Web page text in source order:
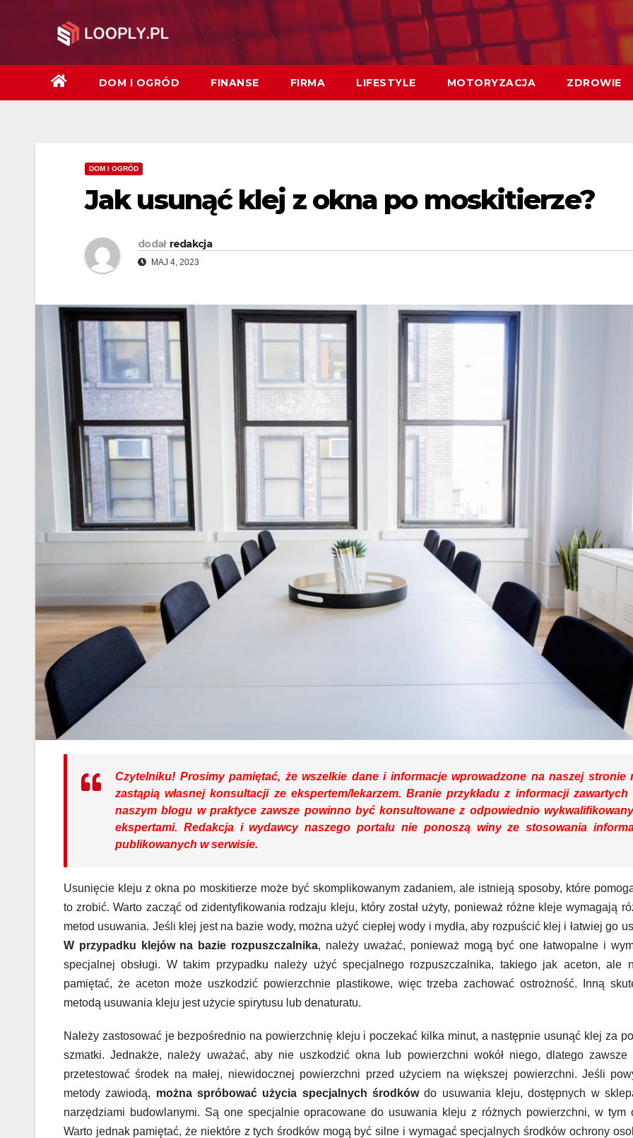
DOM I OGRÓD FINANSE FIRMA LIFESTYLE MOTORYZACJA ZDROWIE
DOM I OGRÓD
Jak usunąć klej z okna po moskitierze?
dodał redakcja
MAJ 4, 2023
Czytelniku! Prosimy pamiętać, że wszelkie dane i informacje wprowadzone na naszej stronie
zastąpią własnej konsultacji ze ekspertem/lekarzem. Branie przykładu z informacji zawartych
naszym blogu w praktyce zawsze powinno być konsultowane z odpowiednio
ekspertami. Redakcja i wydawcy naszego portalu nie ponoszą winy ze stosowania
publikowanych w serwisie.
Usunięcie kleju z okna po moskitierze może być skomplikowanym zadaniem, ale istnieją sposoby, które
to zrobić. Warto zacząć od zidentyfikowania rodzaju kleju, który został użyty, ponieważ różne kleje wymagają
metod usuwania. Jeśli klej jest na bazie wody, można użyć ciepłej wody i mydła, aby rozpuścić klej i łatwiej go
W przypadku klejów na bazie rozpuszczalnika, należy uważać, ponieważ mogą być one łatwopalne i
specjalnej obsługi. W takim przypadku należy użyć specjalnego rozpuszczalnika, takiego jak aceton, ale
pamiętać, że aceton może uszkodzić powierzchnie plastikowe, więc trzeba zachować ostrożność. Inną
metodą usuwania kleju jest użycie spirytusu lub denaturatu.
Należy zastosować je bezpośrednio na powierzchnię kleju i poczekać kilka minut, a następnie usunąć klej za
szmatki. Jednakże, należy uważać, aby nie uszkodzić okna lub powierzchni wokół niego, dlatego zawsze
przetestować środek na małej, niewidocznej powierzchni przed użyciem na większej powierzchni. Jeśli
metody zawiodą, można spróbować użycia specjalnych środkówdo usuwania kleju, dostępnych w
narzędziami budowlanymi. Są one specjalnie opracowane do usuwania kleju z różnych powierzchni, w tym
Warto jednak pamiętać, że niektóre z tych środków mogą być silne i wymagać specjalnych środków ochrony